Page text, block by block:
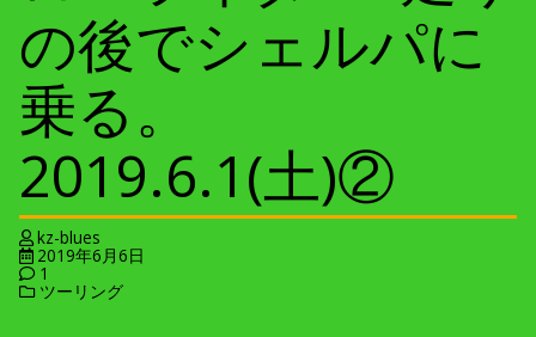
の後でシェルパに
乗る。
2019.6.1(土)②
kz-blues
2019年6月6日
1
ツーリング